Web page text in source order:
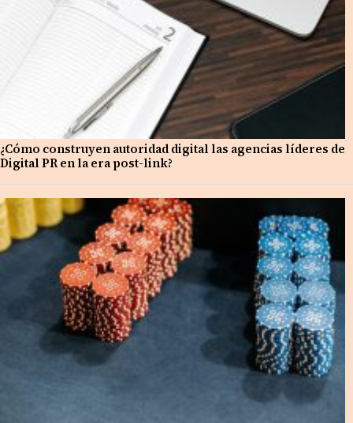
¿Cómo construyen autoridad digital las agencias líderes de
Digital PR en la era post-link?